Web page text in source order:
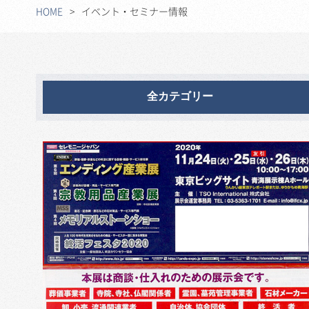
HOME イベント・セミナー情報
全カテゴリー